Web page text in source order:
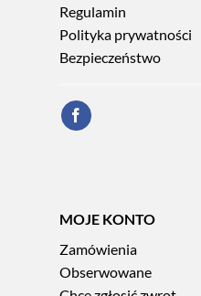
Regulamin
Polityka prywatności
Bezpieczeństwo
MOJE KONTO
Zamówienia
Obserwowane